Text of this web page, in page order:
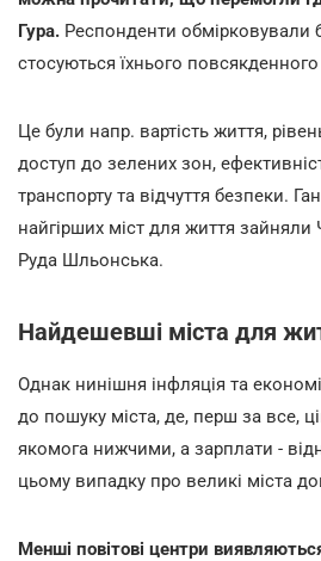
Гура. Респонденти обмірковували
стосуються їхнього
Це були напр. вартість життя,
доступ до зелених зон,
транспорту та відчуття безпеки.
найгірших міст для життя зайняли
Руда Шльонська.
Найдешевші міста для
Однак нинішня інфляція та
до пошуку міста, де, перш за все,
якомога нижчими, а зарплати -
цьому випадку про великі міста
Менші повітові центри